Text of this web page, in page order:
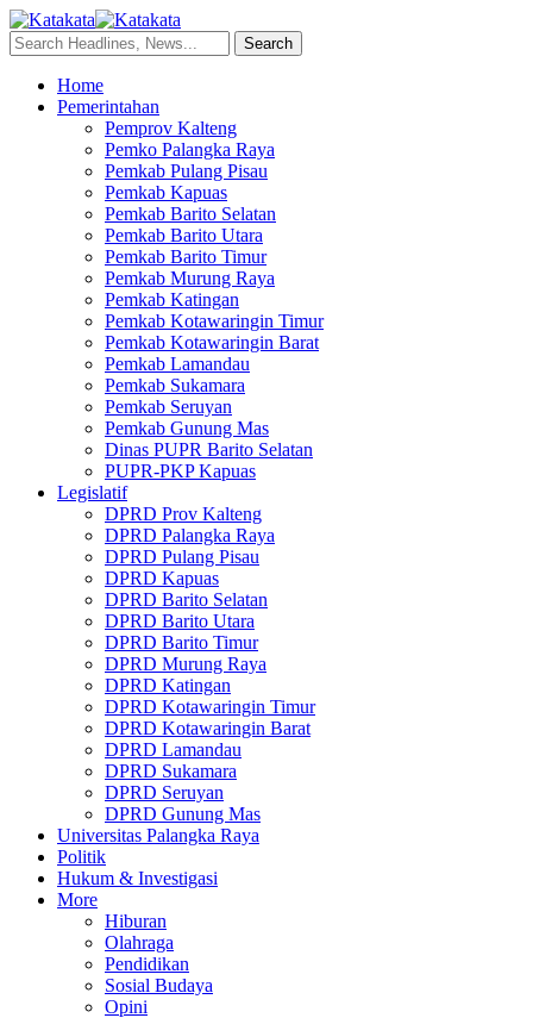
Home
Pemerintahan
Pemprov Kalteng
Pemko Palangka Raya
Pemkab Pulang Pisau
Pemkab Kapuas
Pemkab Barito Selatan
Pemkab Barito Utara
Pemkab Barito Timur
Pemkab Murung Raya
Pemkab Katingan
Pemkab Kotawaringin Timur
Pemkab Kotawaringin Barat
Pemkab Lamandau
Pemkab Sukamara
Pemkab Seruyan
Pemkab Gunung Mas
Dinas PUPR Barito Selatan
PUPR-PKP Kapuas
Legislatif
DPRD Prov Kalteng
DPRD Palangka Raya
DPRD Pulang Pisau
DPRD Kapuas
DPRD Barito Selatan
DPRD Barito Utara
DPRD Barito Timur
DPRD Murung Raya
DPRD Katingan
DPRD Kotawaringin Timur
DPRD Kotawaringin Barat
DPRD Lamandau
DPRD Sukamara
DPRD Seruyan
DPRD Gunung Mas
Universitas Palangka Raya
Politik
Hukum & Investigasi
More
Hiburan
Olahraga
Pendidikan
Sosial Budaya
Opini